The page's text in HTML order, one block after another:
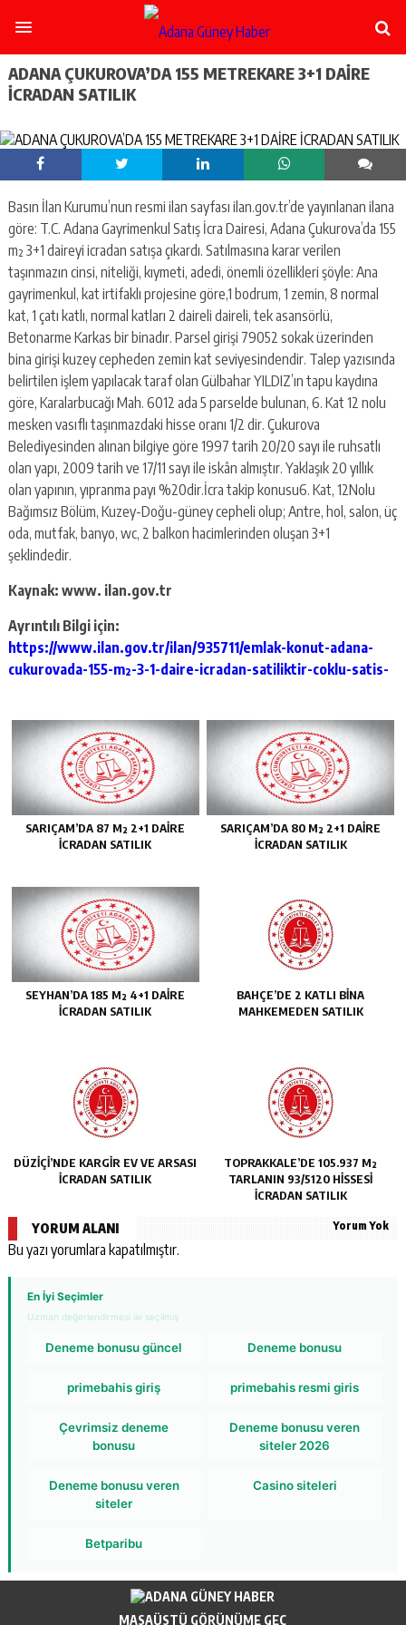
escort
ataşehir
escort
escort
-
ümraniye
escort
mecidiyeköy
escort
taksim
escort
beşiktaş
escort
kartal
escort
maltepe
escort
ADANA ÇUKUROVA’DA 155 METREKARE 3+1 DAİRE
İCRADAN SATILIK
Basın İlan Kurumu’nun resmi ilan sayfası ilan.gov.tr’de yayınlanan ilana
göre: T.C. Adana Gayrimenkul Satış İcra Dairesi, Adana Çukurova’da 155
m² 3+1 daireyi icradan satışa çıkardı. Satılmasına karar verilen
taşınmazın cinsi, niteliği, kıymeti, adedi, önemli özellikleri şöyle: Ana
gayrimenkul, kat irtifaklı projesine göre,1 bodrum, 1 zemin, 8 normal
kat, 1 çatı katlı, normal katları 2 daireli daireli, tek asansörlü,
Betonarme Karkas bir binadır. Parsel girişi 79052 sokak üzerinden
bina girişi kuzey cepheden zemin kat seviyesindendir. Talep yazısında
belirtilen işlem yapılacak taraf olan Gülbahar YILDIZ’ın tapu kaydına
göre, Karalarbucağı Mah. 6012 ada 5 parselde bulunan, 6. Kat 12 nolu
mesken vasıflı taşınmazdaki hisse oranı 1/2 dir. Çukurova
Belediyesinden alınan bilgiye göre 1997 tarih 20/20 sayı ile ruhsatlı
olan yapı, 2009 tarih ve 17/11 sayı ile iskân almıştır. Yaklaşık 20 yıllık
olan yapının, yıpranma payı %20dir.İcra takip konusu6. Kat, 12Nolu
Bağımsız Bölüm, Kuzey-Doğu-güney cepheli olup; Antre, hol, salon, üç
oda, mutfak, banyo, wc, 2 balkon hacimlerinden oluşan 3+1
şeklindedir.
Kaynak: www. ilan.gov.tr
Ayrıntılı Bilgi için:
https://www.ilan.gov.tr/ilan/935711/emlak-konut-adana-
cukurovada-155-m²-3-1-daire-icradan-satiliktir-coklu-satis-
SARIÇAM’DA 87 M² 2+1 DAİRE
İCRADAN SATILIK
SARIÇAM’DA 80 M² 2+1 DAİRE
İCRADAN SATILIK
SEYHAN’DA 185 M² 4+1 DAİRE
İCRADAN SATILIK
BAHÇE’DE 2 KATLI BİNA
MAHKEMEDEN SATILIK
DÜZİÇİ’NDE KARGİR EV VE ARSASI
İCRADAN SATILIK
TOPRAKKALE’DE 105.937 M²
TARLANIN 93/5120 HİSSESİ
İCRADAN SATILIK
YORUM ALANI Yorum Yok
Bu yazı yorumlara kapatılmıştır.
En İyi Seçimler
Uzman değerlendirmesi ile seçilmiş
Deneme bonusu güncel Deneme bonusu
primebahis giriş primebahis resmi giris
Çevrimsiz deneme
bonusu
Deneme bonusu veren
siteler 2026
Deneme bonusu veren
siteler
Casino siteleri
Betparibu
MASAÜSTÜ GÖRÜNÜME GEÇ